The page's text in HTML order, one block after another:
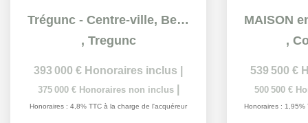
Trégunc - Centre-ville, Belle Maison de maître de plus de...
, Tregunc
393 000 € Honoraires inclus
375 000 € Honoraires non inclus
Honoraires : 4,8% TTC à la charge de l'acquéreur
,
539 500 €
500 500 €
Honoraires : 1,95%